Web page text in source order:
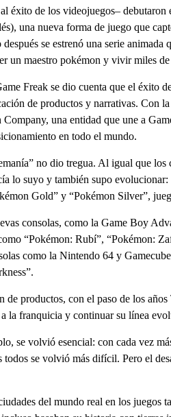
éxito de los videojuegos– debutaron
una nueva forma de juego que
se estrenó una serie
un maestro pokémon y vivir miles
Freak se dio cuenta que el éxito
de productos y narrativas. Con
Company, una entidad que une a
en todo el mundo.
no dio tregua. Al igual que los
lo suyo y también supo
Gold” y “Pokémon Silver”,
consolas, como la Game Boy
“Pokémon: Rubí”, “Pokémon:
como la Nintendo 64 y
de productos, con el paso de los
la franquicia y continuar su línea
se volvió esencial: con cada vez
todos se volvió más difícil. Pero el
del mundo real en los juegos